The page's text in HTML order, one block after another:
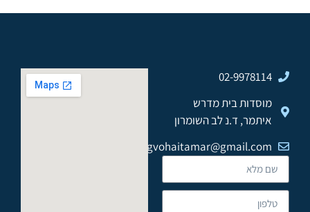
02-9978114
מוסדות בית מדרש
איתמר, ד.נ לב השומרון
gvohaitamar@gmail.com